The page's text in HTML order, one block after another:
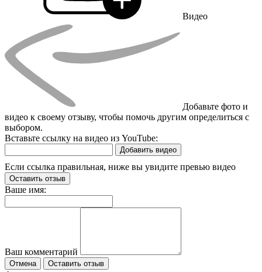
Видео
Добавьте фото и
видео к своему отзыву, чтобы помочь другим определиться с
выбором.
Вставьте ссылку на видео из YouTube:
Добавить видео
Если ссылка правильная, ниже вы увидите превью видео
Оставить отзыв
Ваше имя:
Ваш комментарий
Отмена Оставить отзыв